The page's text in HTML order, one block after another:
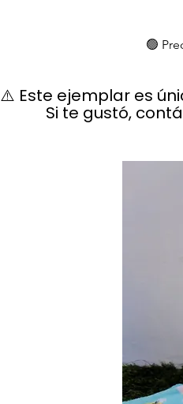
🟢
⚠️ Este ejemplar es
Si te gustó,